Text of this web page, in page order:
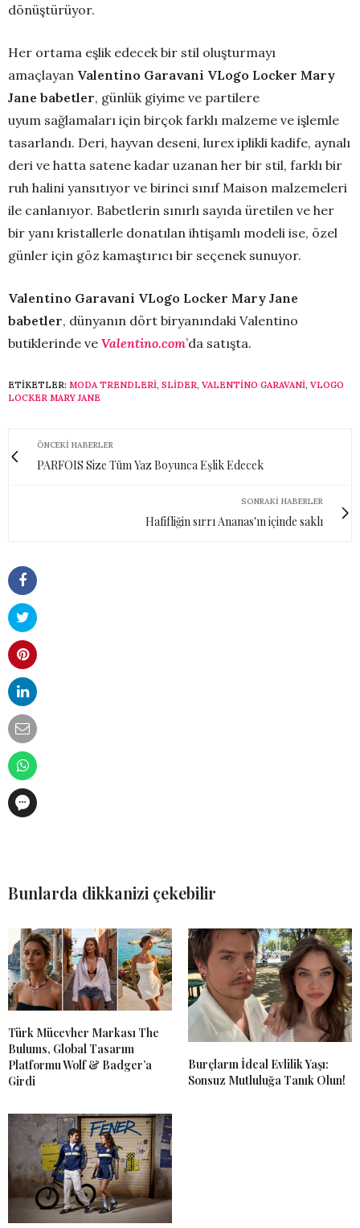
dönüştürüyor.
Her ortama eşlik edecek bir stil oluşturmayı
amaçlayan Valentino Garavani VLogo Locker Mary
Jane babetler, günlük giyime ve partilere
uyum sağlamaları için birçok farklı malzeme ve işlemle
tasarlandı. Deri, hayvan deseni, lurex iplikli kadife, aynalı
deri ve hatta satene kadar uzanan her bir stil, farklı bir
ruh halini yansıtıyor ve birinci sınıf Maison malzemeleri
ile canlanıyor. Babetlerin sınırlı sayıda üretilen ve her
bir yanı kristallerle donatılan ihtişamlı modeli ise, özel
günler için göz kamaştırıcı bir seçenek sunuyor.
Valentino Garavani VLogo Locker Mary Jane
babetler, dünyanın dört biryanındaki Valentino
butiklerinde ve Valentino.com’da satışta.
ETIKETLER: MODA TRENDLERI, SLİDER, VALENTINO GARAVANI, VLOGO
LOCKER MARY JANE
ÖNCEKI HABERLER
PARFOIS Size Tüm Yaz Boyunca Eşlik Edecek
SONRAKI HABERLER
Hafifliğin sırrı Ananas'ın içinde saklı
Bunlarda dikkanizi çekebilir
Türk Mücevher Markası The
Bulums, Global Tasarım
Platformu Wolf & Badger’a
Girdi
Burçların İdeal Evlilik Yaşı:
Sonsuz Mutluluğa Tanık Olun!